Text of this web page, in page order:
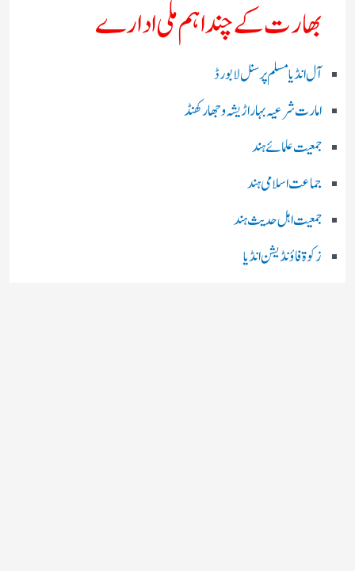
بھارت کے چند اہم ملی ادارے
آل انڈیا مسلم پرسنل لا بورڈ
امارت شرعیہ بہار اڑیشہ و جھارکھنڈ
جمعیت علمائے ہند
جماعت اسلامی ہند
جمعیت اہل حدیث ہند
زکوۃ فاؤنڈیشن انڈیا